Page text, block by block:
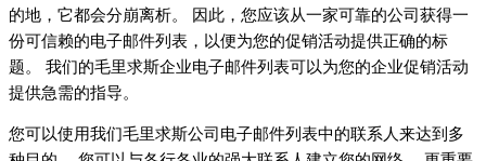
的地，它都会分崩离析。 因此，您应该从一家可靠的公司获得一
份可信赖的电子邮件列表，以便为您的促销活动提供正确的标
题。 我们的毛里求斯企业电子邮件列表可以为您的企业促销活动
提供急需的指导。
您可以使用我们毛里求斯公司电子邮件列表中的联系人来达到多